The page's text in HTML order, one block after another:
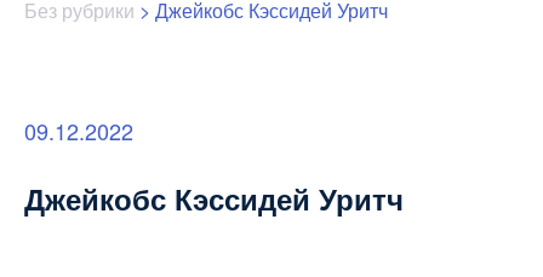
Без рубрики > Джейкобс Кэссидей Уритч
09.12.2022
Джейкобс Кэссидей Уритч